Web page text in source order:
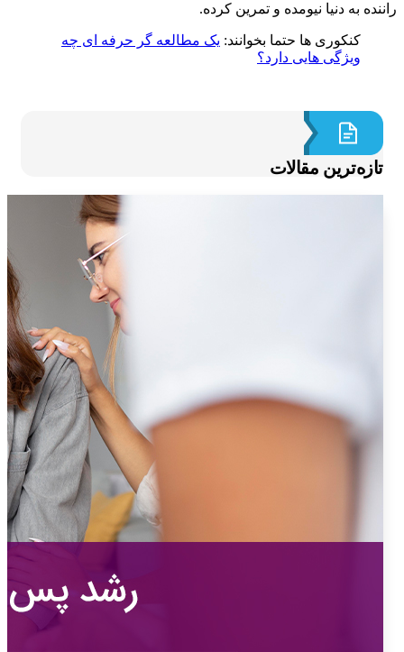
به دنیا نیومده و تمرین کرده.
کنکوری ها حتما بخوانند: یک مطالعه گر حرفه ای چه
ویژگی هایی دارد؟
مقالات